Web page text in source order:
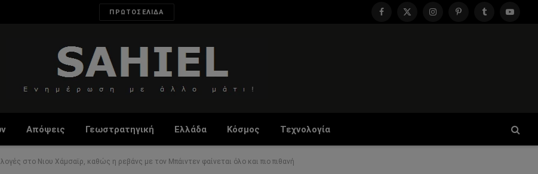
ΠΡΩΤΟΣΕΛΙΔΑ
Facebook
X
InstagramPinterestTumblr
Απόψεις Γεωστρατηγική Ελλάδα Κόσμος Τεχνολογία
στο Νιου Χάμσαϊρ, καθώς η ρεβάνς με τον Μπάιντεν φαίνεται όλο και πιο πιθανή